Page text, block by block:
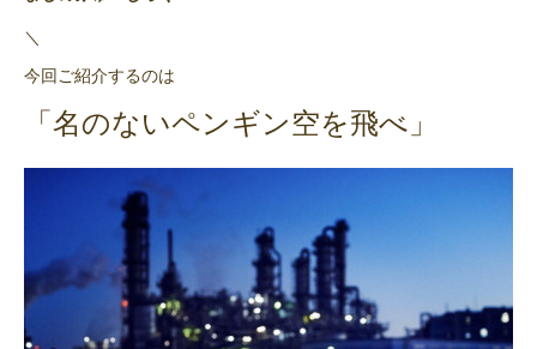
＼
今回ご紹介するのは
「名のないペンギン空を飛べ」